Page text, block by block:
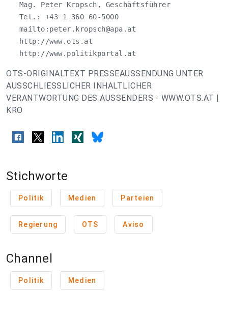
   Mag. Peter Kropsch, Geschäftsführer
   Tel.: +43 1 360 60-5000
   mailto:
peter.kropsch@apa.at
   http://www.ots.at
   http://www.politikportal.at
OTS-ORIGINALTEXT PRESSEAUSSENDUNG UNTER
AUSSCHLIESSLICHER INHALTLICHER
VERANTWORTUNG DES AUSSENDERS - WWW.OTS.AT |
KRO
Stichworte
Politik Medien Parteien
Regierung OTS Aviso
Channel
Politik Medien